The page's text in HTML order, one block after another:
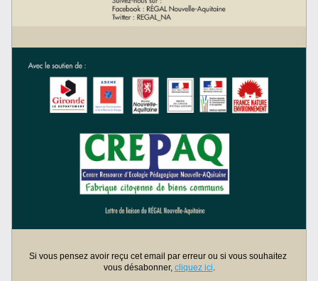
Si vous pensez avoir reçu cet email par erreur ou si vous souhaitez
vous désabonner, cliquez ici.